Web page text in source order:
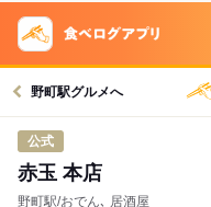
野町駅グルメへ
公式
赤玉 本店
野町駅/おでん､ 居酒屋